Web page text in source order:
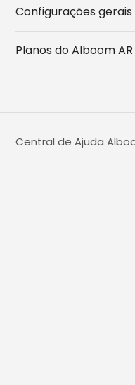
Configurações gerais
Planos do Alboom AR
Central de Ajuda